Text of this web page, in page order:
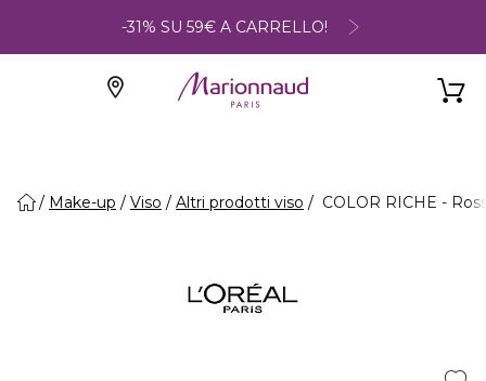
-31% SU 59€ A CARRELLO!
Make-up Viso Altri prodotti viso COLOR RICHE -